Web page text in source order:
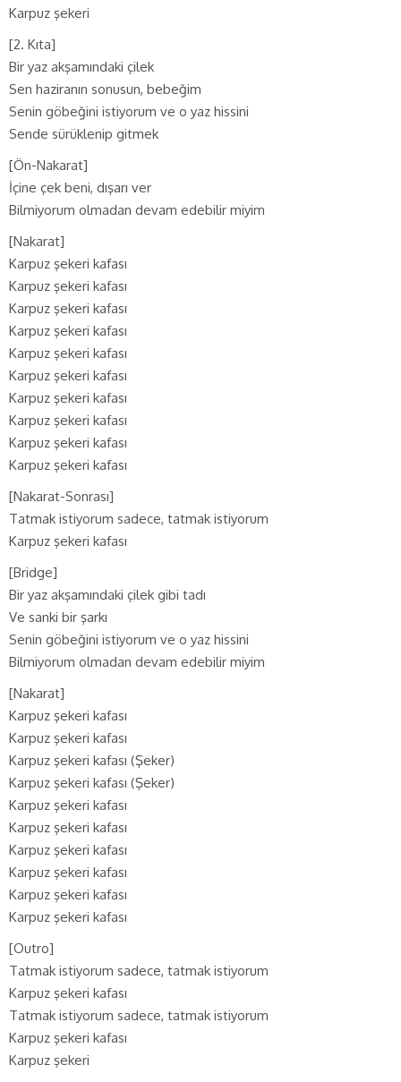
Karpuz şekeri
[2. Kıta]
Bir yaz akşamındaki çilek
Sen haziranın sonusun, bebeğim
Senin göbeğini istiyorum ve o yaz hissini
Sende sürüklenip gitmek
[Ön-Nakarat]
İçine çek beni, dışarı ver
Bilmiyorum olmadan devam edebilir miyim
[Nakarat]
Karpuz şekeri kafası
Karpuz şekeri kafası
Karpuz şekeri kafası
Karpuz şekeri kafası
Karpuz şekeri kafası
Karpuz şekeri kafası
Karpuz şekeri kafası
Karpuz şekeri kafası
Karpuz şekeri kafası
Karpuz şekeri kafası
[Nakarat-Sonrası]
Tatmak istiyorum sadece, tatmak istiyorum
Karpuz şekeri kafası
[Bridge]
Bir yaz akşamındaki çilek gibi tadı
Ve sanki bir şarkı
Senin göbeğini istiyorum ve o yaz hissini
Bilmiyorum olmadan devam edebilir miyim
[Nakarat]
Karpuz şekeri kafası
Karpuz şekeri kafası
Karpuz şekeri kafası (Şeker)
Karpuz şekeri kafası (Şeker)
Karpuz şekeri kafası
Karpuz şekeri kafası
Karpuz şekeri kafası
Karpuz şekeri kafası
Karpuz şekeri kafası
Karpuz şekeri kafası
[Outro]
Tatmak istiyorum sadece, tatmak istiyorum
Karpuz şekeri kafası
Tatmak istiyorum sadece, tatmak istiyorum
Karpuz şekeri kafası
Karpuz şekeri